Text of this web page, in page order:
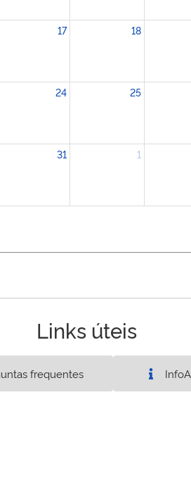
17 18
24 25
31 1
Links úteis
frequentes